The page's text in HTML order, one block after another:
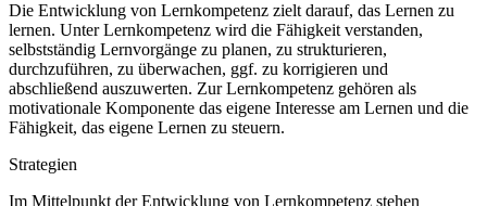
Die Entwicklung von Lernkompetenz zielt darauf, das Lernen zu
lernen. Unter Lernkompetenz wird die Fähigkeit verstanden,
selbstständig Lernvorgänge zu planen, zu strukturieren,
durchzuführen, zu überwachen, ggf. zu korrigieren und
abschließend auszuwerten. Zur Lernkompetenz gehören als
motivationale Komponente das eigene Interesse am Lernen und die
Fähigkeit, das eigene Lernen zu steuern.
Strategien
Im Mittelpunkt der Entwicklung von Lernkompetenz stehen